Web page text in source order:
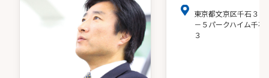
東京都文京区千石３－
－５パークハイム千石
３